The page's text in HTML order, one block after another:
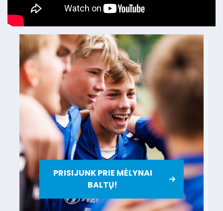
PRISIJUNK PRIE MĖLYNAI
BALTŲ!